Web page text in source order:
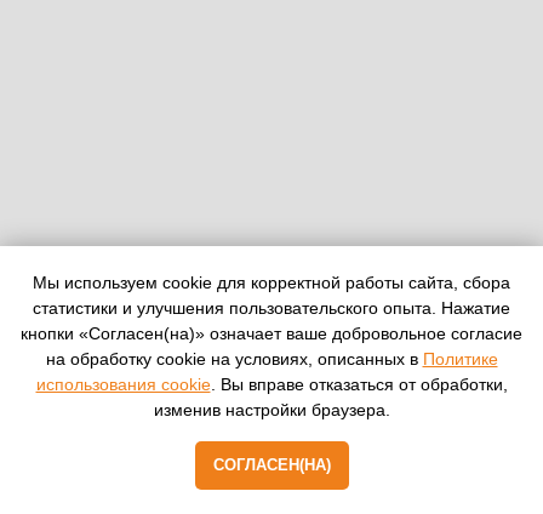
Мы используем cookie для корректной работы сайта, сбора
статистики и улучшения пользовательского опыта. Нажатие
кнопки «Согласен(на)» означает ваше добровольное согласие
на обработку cookie на условиях, описанных в Политике
использования cookie. Вы вправе отказаться от обработки,
изменив настройки браузера.
СОГЛАСЕН(НА)